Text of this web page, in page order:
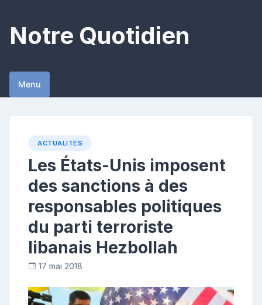
content
Notre Quotidien
Menu
ACTUALITÉS
Les États-Unis imposent
des sanctions à des
responsables politiques
du parti terroriste
libanais Hezbollah
17 mai 2018
e